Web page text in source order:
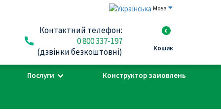
Мова
Контактний телефон:
0 800 337-197
(дзвінки безкоштовні)
0
Кошик
Послуги Конструктор замовлень